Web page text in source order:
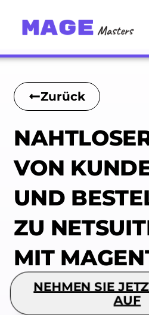
Zurück
VON
UND
ZU
MIT
NEHMEN SIE
AUF